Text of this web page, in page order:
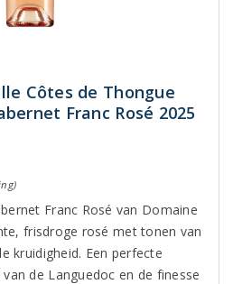
Côtes de Thongue
Franc Rosé 2025
Franc Rosé van Domaine
frisdroge rosé met tonen van
kruidigheid. Een perfecte
de Languedoc en de finesse